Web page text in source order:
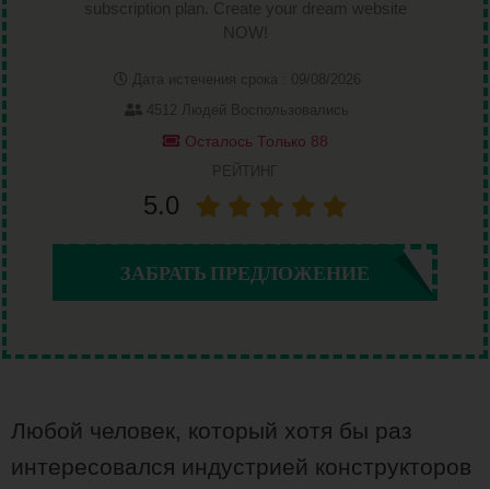
subscription plan. Create your dream website
NOW!
Дата истечения срока : 09/08/2026
4512 Людей Воспользовались
Осталось Только 88
РЕЙТИНГ
5.0
ЗАБРАТЬ ПРЕДЛОЖЕНИЕ
Любой человек, который хотя бы раз
интересовался индустрией конструкторов